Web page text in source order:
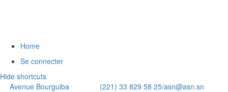
Home
Se connecter
Hide shortcuts
Avenue Bourguiba (221) 33 829 58 25/asn@asn.sn